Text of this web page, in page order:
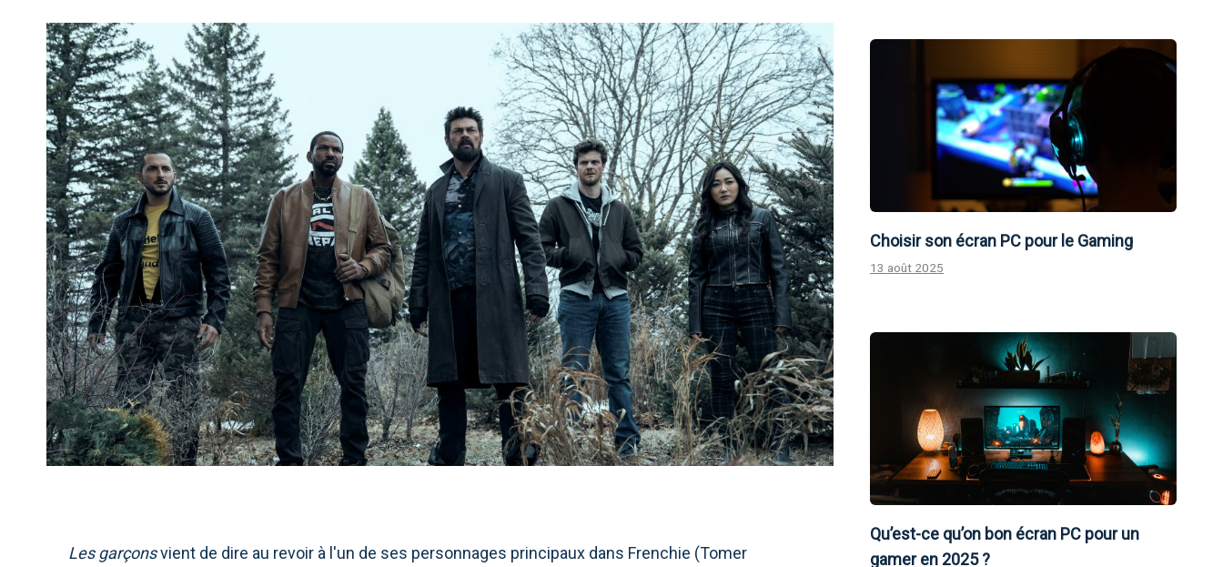
Les garçonsvient de dire au revoir à l'un de ses personnages principaux dans Frenchie (Tomer
Choisir son écran PC pour le Gaming
13 août 2025
Qu’est-ce qu’on bon écran PC pour un
gamer en 2025 ?